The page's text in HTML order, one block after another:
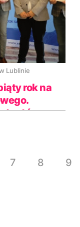
Lublinie
rok na
7 8 9